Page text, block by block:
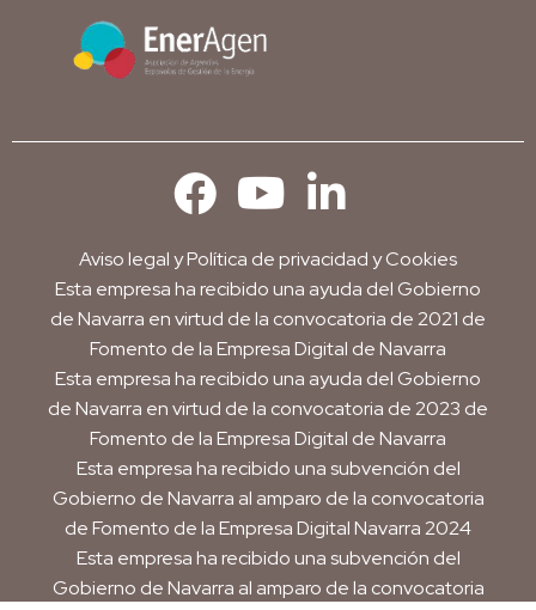
Aviso legalyPolítica de privacidad y Cookies
Esta empresa ha recibido una ayuda del Gobierno
de Navarra en virtud de la convocatoria de 2021 de
Fomento de la Empresa Digital de Navarra
Esta empresa ha recibido una ayuda del Gobierno
de Navarra en virtud de la convocatoria de 2023 de
Fomento de la Empresa Digital de Navarra
Esta empresa ha recibido una subvención del
Gobierno de Navarra al amparo de la convocatoria
de Fomento de la Empresa Digital Navarra 2024
Esta empresa ha recibido una subvención del
Gobierno de Navarra al amparo de la convocatoria